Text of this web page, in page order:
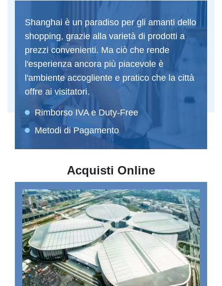
Shanghai è un paradiso per gli amanti dello
shopping, grazie alla varietà di prodotti a
prezzi convenienti. Ma ciò che rende
l'esperienza ancora più piacevole è
l'ambiente accogliente e pratico che la città
offre ai visitatori.
Rimborso IVA e Duty-Free
Metodi di Pagamento
Acquisti Online